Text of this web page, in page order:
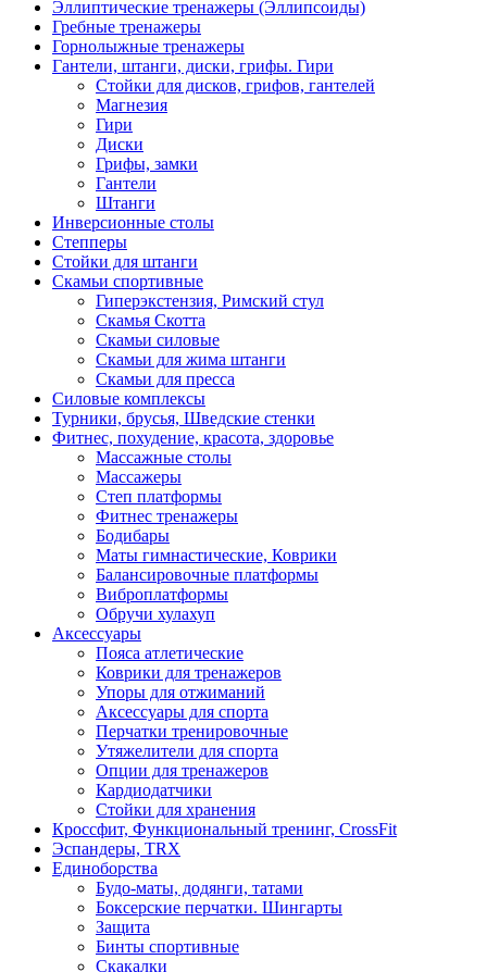
Эллиптические тренажеры (Эллипсоиды)
Гребные тренажеры
Горнолыжные тренажеры
Гантели, штанги, диски, грифы. Гири
Стойки для дисков, грифов, гантелей
Магнезия
Гири
Диски
Грифы, замки
Гантели
Штанги
Инверсионные столы
Степперы
Стойки для штанги
Скамьи спортивные
Гиперэкстензия, Римский стул
Скамья Скотта
Скамьи силовые
Скамьи для жима штанги
Скамьи для пресса
Силовые комплексы
Турники, брусья, Шведские стенки
Фитнес, похудение, красота, здоровье
Массажные столы
Массажеры
Степ платформы
Фитнес тренажеры
Бодибары
Маты гимнастические, Коврики
Балансировочные платформы
Виброплатформы
Обручи хулахуп
Аксессуары
Пояса атлетические
Коврики для тренажеров
Упоры для отжиманий
Аксессуары для спорта
Перчатки тренировочные
Утяжелители для спорта
Опции для тренажеров
Кардиодатчики
Стойки для хранения
Кроссфит, Функциональный тренинг, CrossFit
Эспандеры, TRX
Единоборства
Будо-маты, додянги, татами
Боксерские перчатки. Шингарты
Защита
Бинты спортивные
Скакалки